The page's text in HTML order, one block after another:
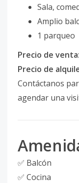
Sala,
Amplio
1 parqueo
Precio de venta:
Precio de
Contáctanos
agendar una
✅ Balcón
✅ Cocina